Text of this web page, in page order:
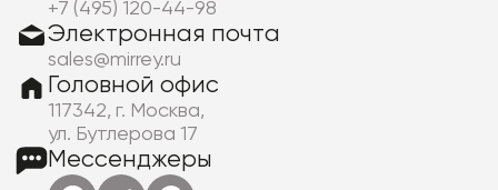
+7 (495) 120-44-98
Электронная почта
sales@mirrey.ru
Головной офис
117342, г. Москва,
ул. Бутлерова 17
Мессенджеры